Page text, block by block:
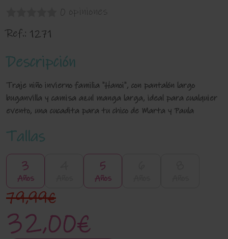
0 opiniones
Ref.: 1271
Descripción
Traje niño invierno familia "Hanoi", con pantalón largo
buganvilla y camisa azul manga larga, ideal para cualquier
evento, una cucadita para tu chico de Marta y Paula
Tallas
3
Años
5
Años
32,00€
79,99€